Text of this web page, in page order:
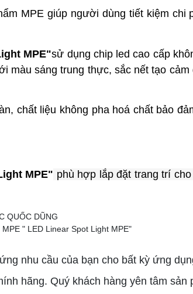
MPE giúp người dùng tiết kiệm chi
MPE"sử dụng chip led cao cấp
màu sáng trung thực, sắc nết tạo
chất liệu không pha hoá chất bảo
MPE" phù hợp lắp đặt trang trí
" LED Linear Spot Light MPE"
nhu cầu của bạn cho bất kỳ ứng
hãng. Quý khách hàng yên tâm